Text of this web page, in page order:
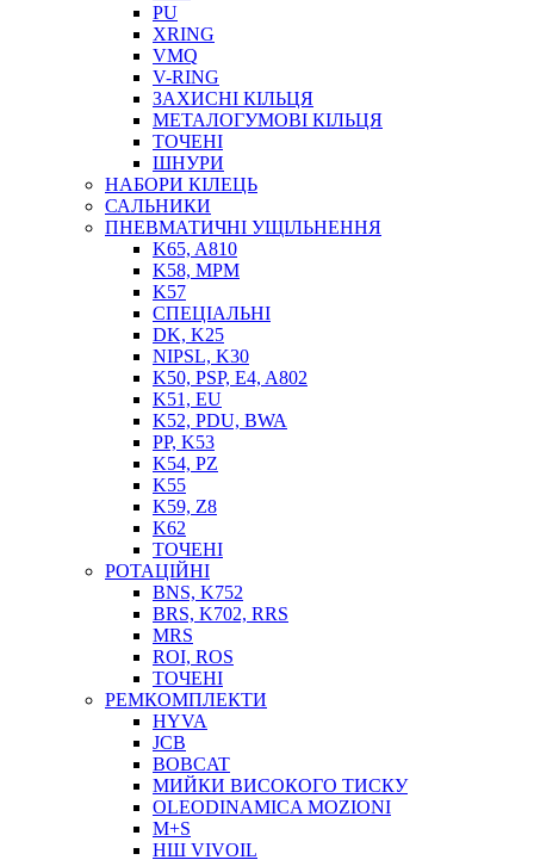
ПІСТОЛЕТИ
НАСОСИ ТА ПОМПИ
НАГНІТАЧІ
МУФТИ (НАСАДКИ) ДЛЯ ШПРИЦІВ
МАСЛЯНКИ, ЛІЙКИ
ПРЕС-МАСЛЯНКИ
ШЛАНГИ, ТРУБКИ
ШПРИЦИ МАСТИЛЬНІ
ТОСОЛ, АНТИФРИЗ
ОЛИВА-ПАЛИВО
ПОВІТРЯ-ВОДА
ДЛЯ ЗВАРЮВАННЯ
НАПІРНО-ВСМОКТУЮЧІ
PU
XRING
VMQ
V-RING
ЗАХИСНІ КІЛЬЦЯ
МЕТАЛОГУМОВІ КІЛЬЦЯ
ТОЧЕНІ
ШНУРИ
НАБОРИ КІЛЕЦЬ
САЛЬНИКИ
ПНЕВМАТИЧНІ УЩІЛЬНЕННЯ
K65, A810
K58, MPM
K57
СПЕЦІАЛЬНІ
DK, K25
NIPSL, K30
K50, PSP, E4, A802
K51, EU
K52, PDU, BWA
PP, K53
K54, PZ
K55
K59, Z8
K62
ТОЧЕНІ
РОТАЦІЙНІ
BNS, K752
BRS, K702, RRS
MRS
ROI, ROS
ТОЧЕНІ
РЕМКОМПЛЕКТИ
HYVA
JCB
BOBCAT
МИЙКИ ВИСОКОГО ТИСКУ
OLEODINAMICA MOZIONI
M+S
НШ VIVOIL